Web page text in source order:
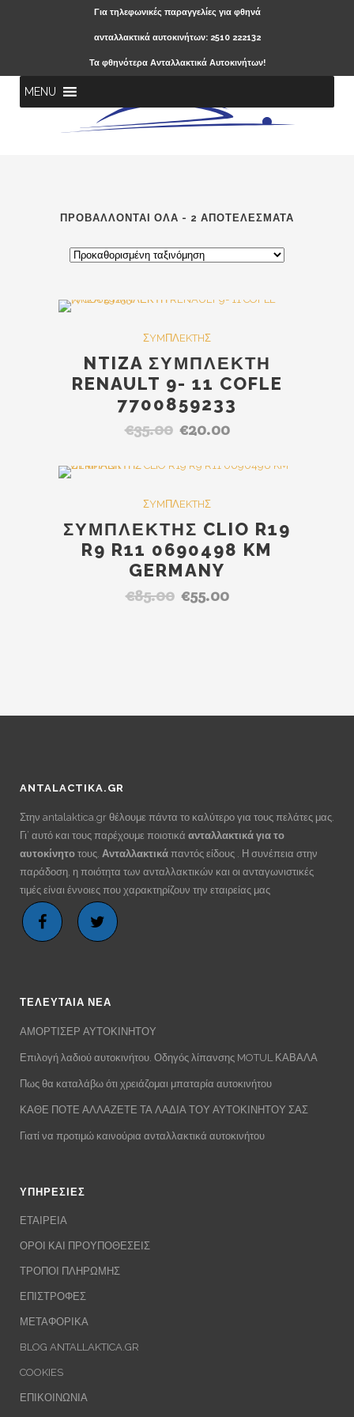
Για τηλεφωνικές παραγγελίες για φθηνά
ανταλλακτικά αυτοκινήτων: 2510 222132
Τα φθηνότερα Ανταλλακτικά Αυτοκινήτων!
MENU
ΠΡΟΒΆΛΛΟΝΤΑΙ ΌΛΑ - 2 ΑΠΟΤΕΛΈΣΜΑΤΑ
ΣYMΠΛEKTHΣ
NTIZA ΣΥΜΠΛΕΚΤΗ
RENAULT 9- 11 COFLE
7700859233
€35.00 Original
was:
€20.00Η
τιμή
ΣYMΠΛEKTHΣ
ΣΥΜΠΛΕΚΤΗΣ CLIO R19
R9 R11 0690498 KM
GERMANY
€85.00 Original
€55.00Η
ANTALACTIKA.GR
Στην antalaktica.gr θέλουμε πάντα το καλύτερο για τους πελάτες μας.
Γι’ αυτό και τους παρέχουμε ποιοτικά ανταλλακτικά για το
αυτοκίνητο τους. Ανταλλακτικά παντός είδους . Η συνέπεια στην
παράδοση, η ποιότητα των ανταλλακτικών και οι ανταγωνιστικές
τιμές είναι έννοιες που χαρακτηρίζουν την εταιρείας μας
ΤΕΛΕΥΤΑΙΑ ΝΕΑ
ΑΜΟΡΤΙΣΕΡ ΑΥΤΟΚΙΝΗΤΟΥ
Επιλογή λαδιού αυτοκινήτου. Οδηγός λίπανσης MOTUL ΚΑΒΑΛΑ
Πως θα καταλάβω ότι χρειάζομαι μπαταρία αυτοκινήτου
ΚΑΘΕ ΠΟΤΕ ΑΛΛΑΖΕΤΕ ΤΑ ΛΑΔΙΑ ΤΟΥ ΑΥΤΟΚΙΝΗΤΟΥ ΣΑΣ
Γιατί να προτιμώ καινούρια ανταλλακτικά αυτοκινήτου
ΥΠΗΡΕΣΙΕΣ
ΕΤΑΙΡΕΙΑ
ΟΡΟΙ ΚΑΙ ΠΡΟΥΠΟΘΕΣΕΙΣ
ΤΡΟΠΟΙ ΠΛΗΡΩΜΗΣ
ΕΠΙΣΤΡΟΦΕΣ
ΜΕΤΑΦΟΡΙΚΑ
BLOG ANTALLAKTICA.GR
COOKIES
ΕΠΙΚΟΙΝΩΝΙΑ